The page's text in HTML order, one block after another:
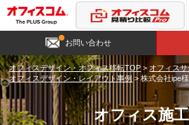
お問い合わせ
オフィスデザイン・オフィス移転TOP > オフィス
オフィスデザイン・レイアウト事例 >株式会社ipe様
オフィス施